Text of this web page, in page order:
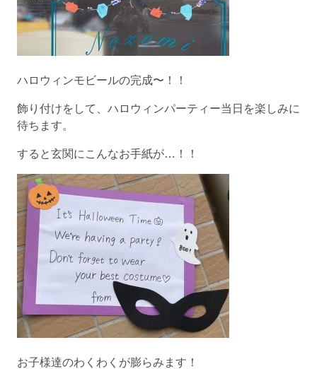
ハロウィンモビールの完成〜！！
飾り付けをして、ハロウィンパーティー当日を楽しみに
待ちます。
すると玄関にこんなお手紙が…！！
お子様達のわくわくが膨らみます！